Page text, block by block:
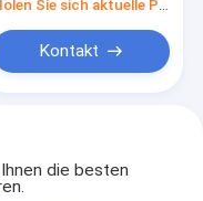
Holen Sie sich aktuelle Preis
Kontakt
die besten